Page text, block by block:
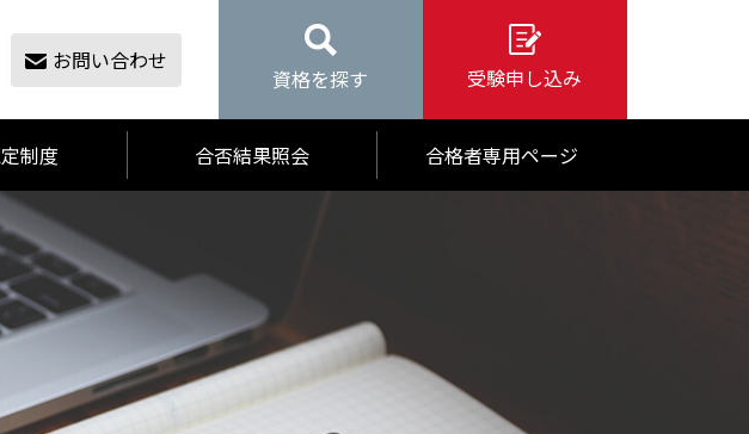
お問い合わせ
資格を探す 受験申し込み
制度 合否結果照会 合格者専用ページ